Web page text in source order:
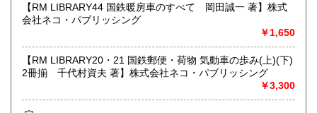
【RM LIBRARY44 国鉄暖房車のすべて 岡田誠一 著】株式
会社ネコ・パブリッシング
￥1,650
【RM LIBRARY20・21 国鉄郵便・荷物 気動車の歩み(上)(下)
2冊揃 千代村資夫 著】株式会社ネコ・パブリッシング
￥3,300